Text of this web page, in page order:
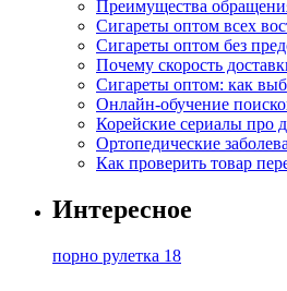
Преимущества
Сигареты оптом всех
Сигареты оптом без
Почему скорость
Сигареты оптом: как
Онлайн-обучение
Корейские сериалы про
Ортопедические
Как проверить товар
Интересное
порно рулетка 18